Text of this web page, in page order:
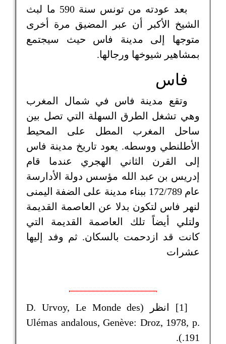
بعد عودته من تونس سنة 590 ما لبث
الشيخ الأكبر أن عبر المضيق مرة أخرى
متوجها إلى مدينة فاس حيث سيجتمع
بمشاهير شيوخها ورجالها.
فاس
وتقع مدينة فاس في شمال المغرب
وهي تشغل الطرق السهلة التي تصل بين
ساحل المغرب المطل على المحيط
الأطلنطي ووسطه. يعود تاريخ مدينة فاس
إلى القرن الثاني الهجري عندما قام
إدريس بن عبد الله مؤسس دولة الأدارسة
عام 172/789 ببناء مدينة على الضفة اليمنى
لنهر فاس لتكون بدلا عن العاصمة القديمة
ولتلي أيضاً تلك العاصمة القديمة التي
كانت قد ازدحمت بالسكان. ثم وفد إليها
عشرات
[1] انظر (D. Urvoy, Le Monde des
Ulémas andalous, Genève: Droz, 1978, p.
191.).